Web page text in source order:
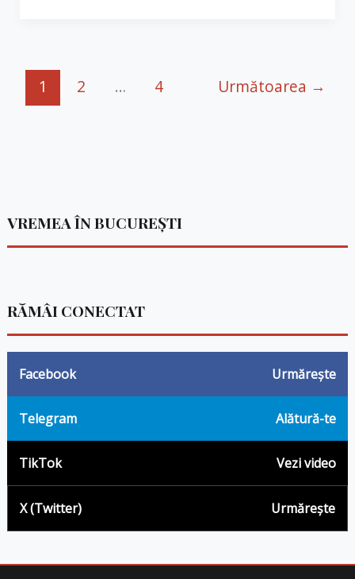
1 2 … 4 Următoarea →
VREMEA ÎN BUCUREȘTI
RĂMÂI CONECTAT
Facebook Urmărește
Telegram Alătură-te
TikTok Vezi video
X (Twitter) Urmărește